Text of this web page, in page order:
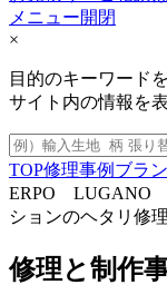
メニュー開閉
×
目的のキーワード
サイト内の情報を
TOP修理事例 ブラ
ERPO LUGANO /
ションのヘタリ修理
修理と制作